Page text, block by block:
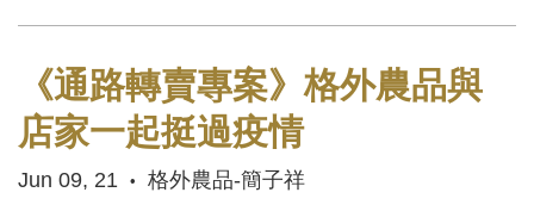
《通路轉賣專案》格外農品與
店家一起挺過疫情
Jun 09, 21 • 格外農品-簡子祥